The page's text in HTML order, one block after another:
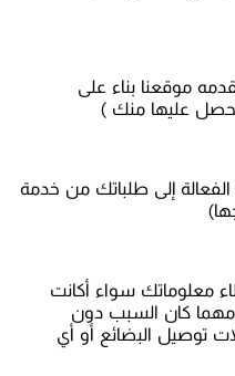
موقعنا بناء على
نحصل عليها منك )
إلى طلباتك من خدمة
معلوماتك سواء أكانت
كان السبب دون
توصيل البضائع أو أي